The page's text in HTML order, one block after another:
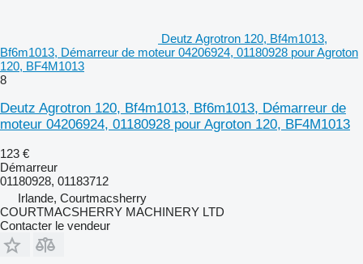
Deutz Agrotron 120, Bf4m1013,
Bf6m1013, Démarreur de moteur 04206924, 01180928 pour Agroton
120, BF4M1013
8
Deutz Agrotron 120, Bf4m1013, Bf6m1013, Démarreur de
moteur 04206924, 01180928 pour Agroton 120, BF4M1013
123 €
Démarreur
01180928, 01183712
Irlande, Courtmacsherry
COURTMACSHERRY MACHINERY LTD
Contacter le vendeur